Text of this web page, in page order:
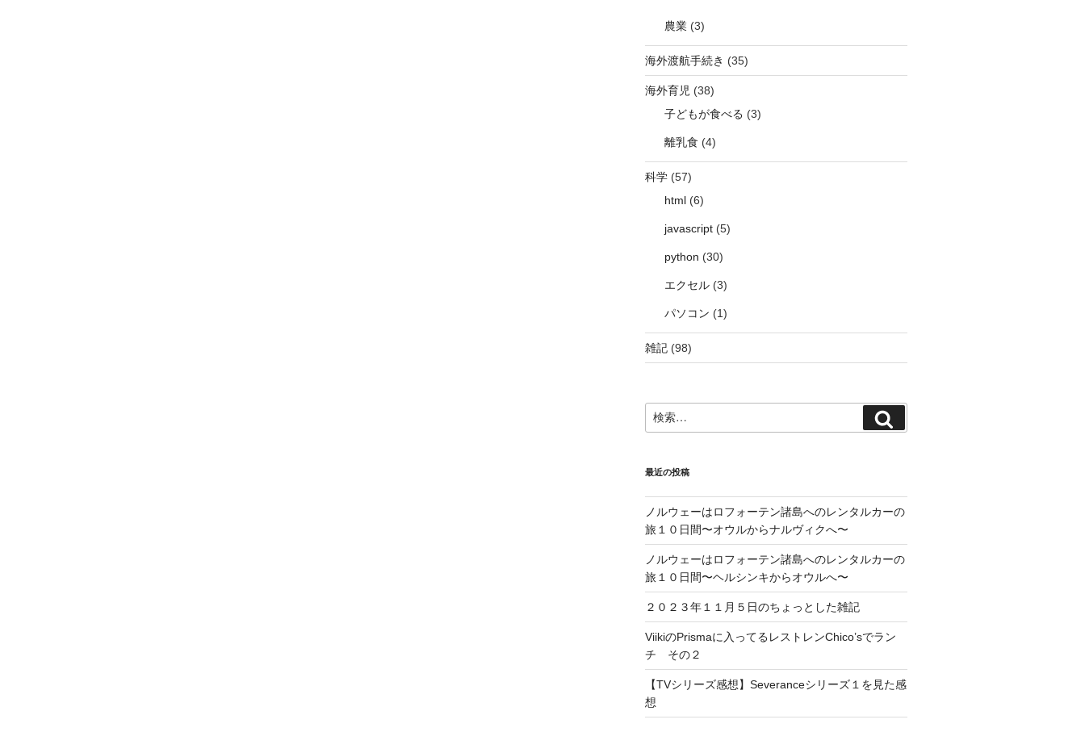
農業(3)
海外渡航手続き (35)
海外育児 (38)
子どもが食べる (3)
離乳食 (4)
科学(57)
html(6)
javascript(5)
python (30)
エクセル(3)
パソコン (1)
雑記(98)
検
索:
索
最近の投稿
ノルウェーはロフォーテン諸島へのレンタルカーの
旅１０日間〜オウルからナルヴィクへ〜
ノルウェーはロフォーテン諸島へのレンタルカーの
旅１０日間〜ヘルシンキからオウルへ〜
２０２３年１１月５日のちょっとした雑記
ViikiのPrismaに入ってるレストレンChico’sでラン
チ その２
【TVシリーズ感想】Severanceシリーズ１を見た感
想